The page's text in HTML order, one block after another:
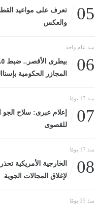
05
تعرف على مواعيد
والعكس
منذ عام واحد
06
المجازر الحكومية بإسنااليوم
منذ 17 يومًا
07
إعلام عبرى: سلاح الجو
للقصوى
منذ 17 يومًا
08
الخارجية الأمريكية
لإغلاق المجالات الجوية
منذ 25 يومًا